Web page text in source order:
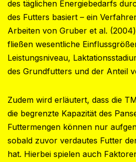
des täglichen Energiebedarfs
des Futters basiert – ein
Arbeiten von Gruber et al.
fließen wesentliche
Leistungsniveau,
des Grundfutters und der Anteil
Zudem wird erläutert, dass die
die begrenzte Kapazität des
Futtermengen können nur
sobald zuvor verdautes Futter
hat. Hierbei spielen auch